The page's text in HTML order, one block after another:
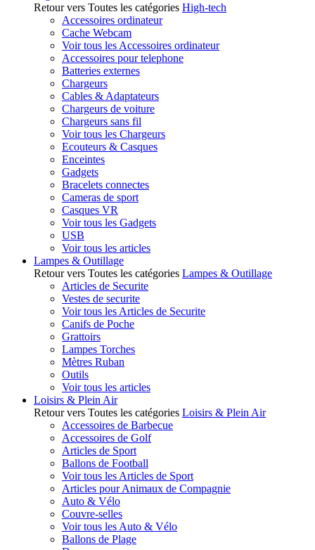
Retour vers Toutes les catégories High-tech
Accessoires ordinateur
Cache Webcam
Voir tous les Accessoires ordinateur
Accessoires pour telephone
Batteries externes
Chargeurs
Cables & Adaptateurs
Chargeurs de voiture
Chargeurs sans fil
Voir tous les Chargeurs
Ecouteurs & Casques
Enceintes
Gadgets
Bracelets connectes
Cameras de sport
Casques VR
Voir tous les Gadgets
USB
Voir tous les articles
Lampes & Outillage
Retour vers Toutes les catégories Lampes & Outillage
Articles de Securite
Vestes de securite
Voir tous les Articles de Securite
Canifs de Poche
Grattoirs
Lampes Torches
Mètres Ruban
Outils
Voir tous les articles
Loisirs & Plein Air
Retour vers Toutes les catégories Loisirs & Plein Air
Accessoires de Barbecue
Accessoires de Golf
Articles de Sport
Ballons de Football
Voir tous les Articles de Sport
Articles pour Animaux de Compagnie
Auto & Vélo
Couvre-selles
Voir tous les Auto & Vélo
Ballons de Plage